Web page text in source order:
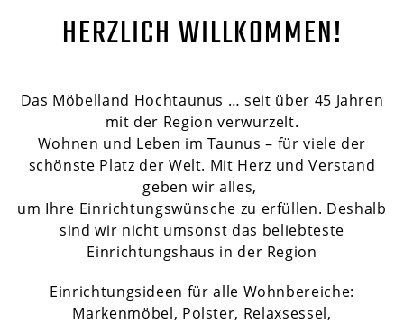
HERZLICH WILLKOMMEN!
Das Möbelland Hochtaunus … seit über 45 Jahren
mit der Region verwurzelt.
Wohnen und Leben im Taunus – für viele der
schönste Platz der Welt. Mit Herz und Verstand
geben wir alles,
um Ihre Einrichtungswünsche zu erfüllen. Deshalb
sind wir nicht umsonst das beliebteste
Einrichtungshaus in der Region
Einrichtungsideen für alle Wohnbereiche:
Markenmöbel, Polster, Relaxsessel,